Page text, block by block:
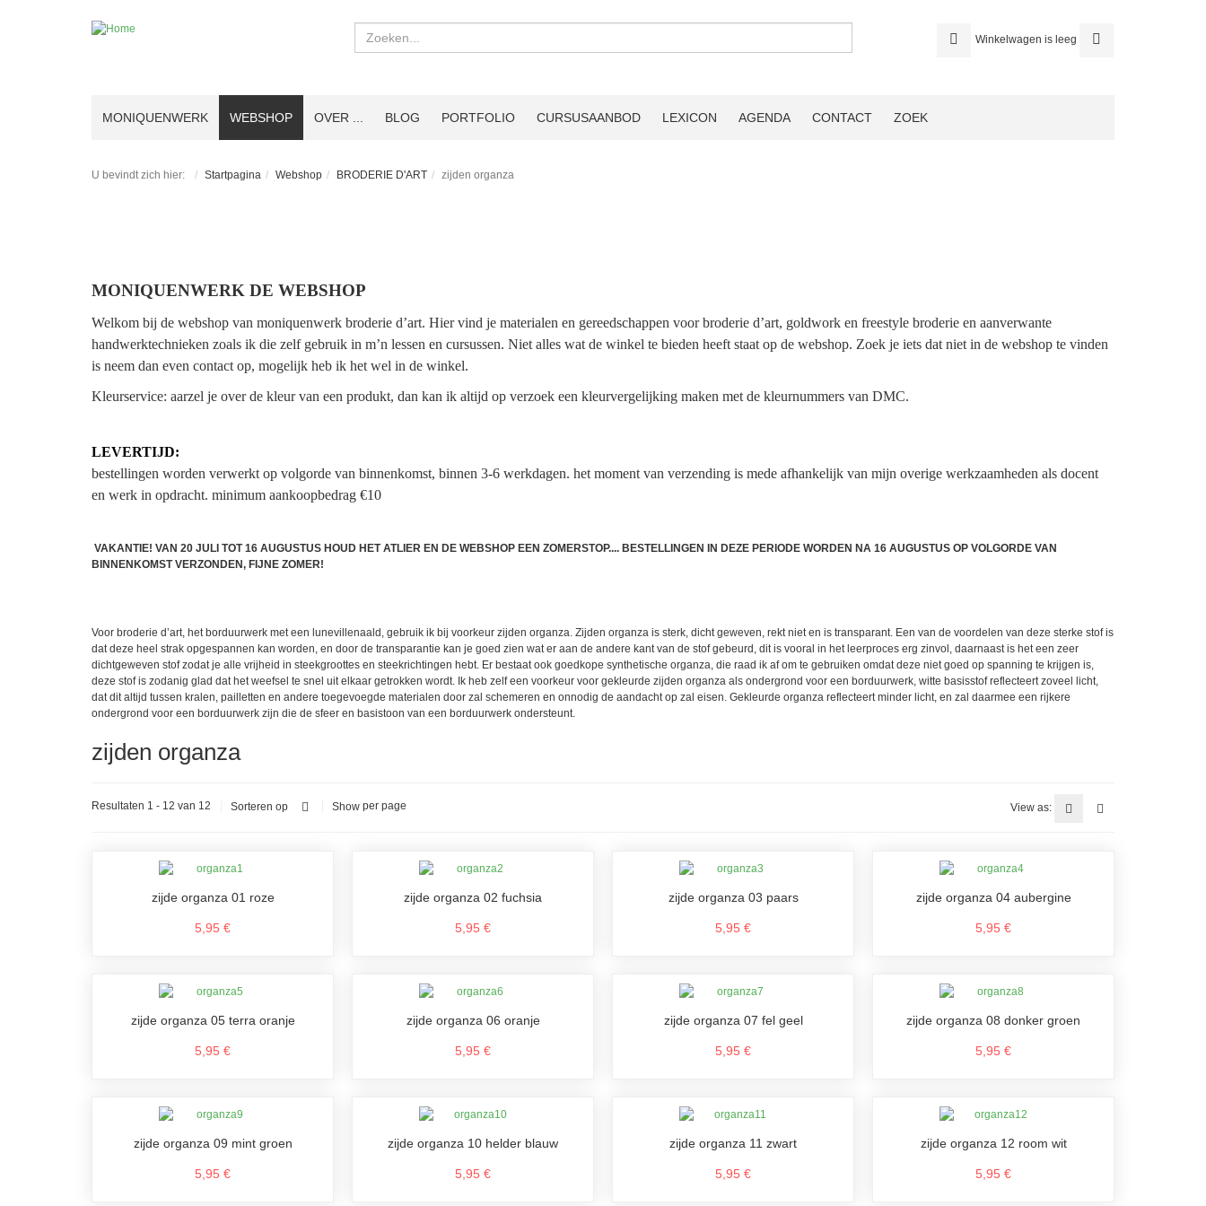
Winkelwagen is leeg
MONIQUENWERK WEBSHOP OVER ... BLOG PORTFOLIO CURSUSAANBOD LEXICON AGENDA CONTACT ZOEK
U bevindt zich hier: Startpagina Webshop BRODERIE D'ART zijden organza
MONIQUENWERK DE WEBSHOP
Welkom bij de webshop van moniquenwerk broderie d’art. Hier vind je materialen en gereedschappen voor broderie d’art, goldwork en freestyle broderie en aanverwante
handwerktechnieken zoals ik die zelf gebruik in m’n lessen en cursussen. Niet alles wat de winkel te bieden heeft staat op de webshop. Zoek je iets dat niet in de webshop te vinden
is neem dan even contact op, mogelijk heb ik het wel in de winkel.
Kleurservice: aarzel je over de kleur van een produkt, dan kan ik altijd op verzoek een kleurvergelijking maken met de kleurnummers van DMC.
LEVERTIJD:
bestellingen worden verwerkt op volgorde van binnenkomst, binnen 3-6 werkdagen. het moment van verzending is mede afhankelijk van mijn overige werkzaamheden als docent
en werk in opdracht. minimum aankoopbedrag €10
VAKANTIE! VAN 20 JULI TOT 16 AUGUSTUS HOUD HET ATLIER EN DE WEBSHOP EEN ZOMERSTOP.... BESTELLINGEN IN DEZE PERIODE WORDEN NA 16 AUGUSTUS OP VOLGORDE VAN
BINNENKOMST VERZONDEN, FIJNE ZOMER!
Voor broderie d’art, het borduurwerk met een lunevillenaald, gebruik ik bij voorkeur zijden organza. Zijden organza is sterk, dicht geweven, rekt niet en is transparant. Een van de voordelen van deze sterke stof is
dat deze heel strak opgespannen kan worden, en door de transparantie kan je goed zien wat er aan de andere kant van de stof gebeurd, dit is vooral in het leerproces erg zinvol, daarnaast is het een zeer
dichtgeweven stof zodat je alle vrijheid in steekgroottes en steekrichtingen hebt. Er bestaat ook goedkope synthetische organza, die raad ik af om te gebruiken omdat deze niet goed op spanning te krijgen is,
deze stof is zodanig glad dat het weefsel te snel uit elkaar getrokken wordt. Ik heb zelf een voorkeur voor gekleurde zijden organza als ondergrond voor een borduurwerk, witte basisstof reflecteert zoveel licht,
dat dit altijd tussen kralen, pailletten en andere toegevoegde materialen door zal schemeren en onnodig de aandacht op zal eisen. Gekleurde organza reflecteert minder licht, en zal daarmee een rijkere
ondergrond voor een borduurwerk zijn die de sfeer en basistoon van een borduurwerk ondersteunt.
zijden organza
Resultaten 1 - 12 van 12 Sorteren op Show per page View as:
zijde organza 01 roze
5,95 €
zijde organza 02 fuchsia
5,95 €
zijde organza 03 paars
5,95 €
zijde organza 04 aubergine
5,95 €
zijde organza 05 terra oranje
5,95 €
zijde organza 06 oranje
5,95 €
zijde organza 07 fel geel
5,95 €
zijde organza 08 donker groen
5,95 €
zijde organza 09 mint groen
5,95 €
zijde organza 10 helder blauw
5,95 €
zijde organza 11 zwart
5,95 €
zijde organza 12 room wit
5,95 €